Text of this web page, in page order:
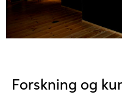
Forskning og